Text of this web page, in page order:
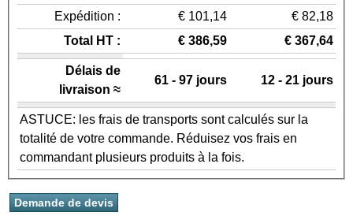
Expédition :
€ 101,14
€ 82,18
Total HT :
€ 386,59 € 367,64
Délais de
livraison ≈
61 - 97 jours 12 - 21 jours
ASTUCE: les frais de transports sont calculés sur la
totalité de votre commande. Réduisez vos frais en
commandant plusieurs produits à la fois.